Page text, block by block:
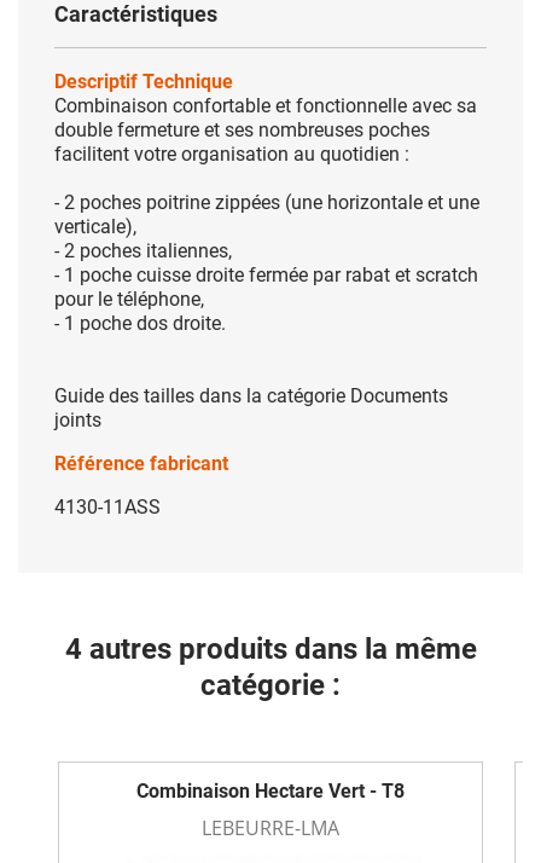
Caractéristiques
Descriptif Technique
Combinaison confortable et fonctionnelle avec sa
double fermeture et ses nombreuses poches
facilitent votre organisation au quotidien :
- 2 poches poitrine zippées (une horizontale et une
verticale),
- 2 poches italiennes,
- 1 poche cuisse droite fermée par rabat et scratch
pour le téléphone,
- 1 poche dos droite.
Guide des tailles dans la catégorie Documents
joints
Référence fabricant
4130-11ASS
4 autres produits dans la même
catégorie :
Combinaison Hectare Vert - T8
LEBEURRE-LMA